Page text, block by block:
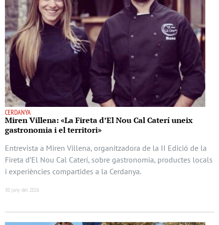
CERDANYA
Miren Villena: «La Fireta d’El Nou Cal Caterí uneix
gastronomia i el territori»
Entrevista a Miren Villena, organitzadora de la II Edició de la
Fireta d’El Nou Cal Caterí, sobre gastronomia, productes locals
i experiències compartides a la Cerdanya.
30 juny del 2026